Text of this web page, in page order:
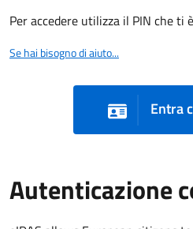
Per accedere utilizza il PIN che ti
Se hai bisogno di aiuto...
Entra
Autenticazione